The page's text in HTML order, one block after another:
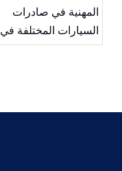
المهنية في صادرات
السيارات المختلفة في
الصين، والخدمة عالية